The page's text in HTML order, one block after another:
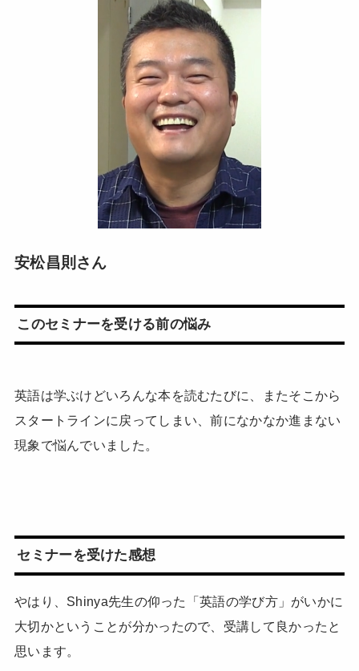
安松昌則さん
このセミナーを受ける前の悩み
英語は学ぶけどいろんな本を読むたびに、またそこから
スタートラインに戻ってしまい、前になかなか進まない
現象で悩んでいました。
セミナーを受けた感想
やはり、Shinya先生の仰った「英語の学び方」がいかに
大切かということが分かったので、受講して良かったと
思います。